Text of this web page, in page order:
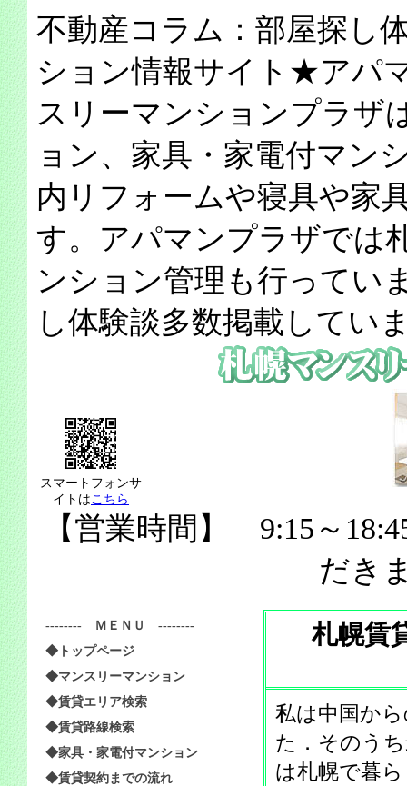
不動産コラム：部屋探し
ション情報サイト★アパ
スリーマンションプラザ
ョン、家具・家電付マン
内リフォームや寝具や家
す。アパマンプラザでは
ンション管理も行ってい
し体験談多数掲載してい
スマートフォンサ
イトはこちら
【営業時間】 9:15～
だき
札幌賃
私は中国か
た．そのう
は札幌で暮
-------- ＭＥＮＵ --------
◆トップページ
◆マンスリーマンション
◆賃貸エリア検索
◆賃貸路線検索
◆家具・家電付マンション
◆賃貸契約までの流れ